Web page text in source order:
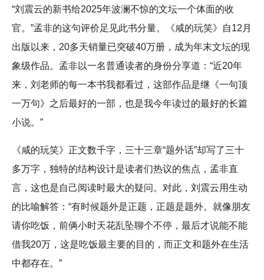
“刘震云的新书给2025年波澜不惊的文坛一个体面的收
官。”孟非的这句评价足见此书分量。《咸的玩笑》自12月
出版以来，20多天销量已突破40万册，成为年末文坛的现
象级作品。孟非以一名普通读者的身份分享道：“近20年
来，刘老师的每一本书我都看过，这部作品是继《一句顶
一万句》之后最好的一部，也是我今年读过的最好的长篇
小说。”
《咸的玩笑》正文数千字，三十三章“题外话”却写了三十
多万字，独特的结构设计是读者们热议的焦点，孟非直
言，这也是自己阅读时最大的疑问。对此，刘震云用生动
的比喻解答：“有时候题外是正题，正题是题外。就像朋友
请你吃饭，前俩小时天花乱坠聊个不停，最后才说能不能
借我20万，这是吃饭最主要的目的，而正文和题外在生活
中都存在。”